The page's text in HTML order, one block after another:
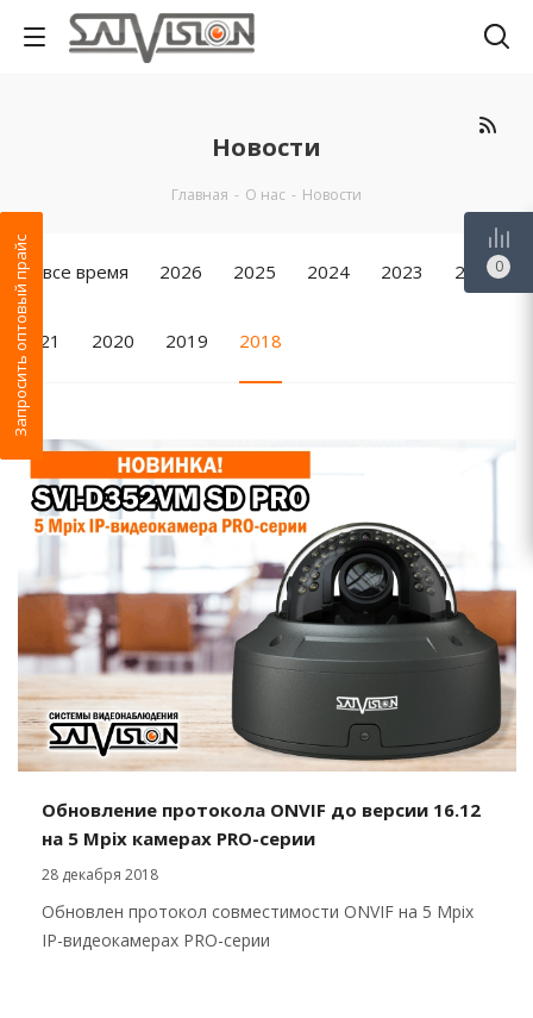
Новости
Главная - О нас - Новости
За все время 2026 2025 2024 2023 2022
2021 2020 2019 2018
Обновление протокола ONVIF до версии 16.12
на 5 Mpix камерах PRO-серии
28 декабря 2018
Обновлен протокол совместимости ONVIF на 5 Mpix
IP-видеокамерах PRO-серии
Запросить оптовый прайс 0